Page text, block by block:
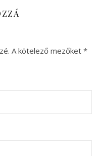
A kötelező mezőket *